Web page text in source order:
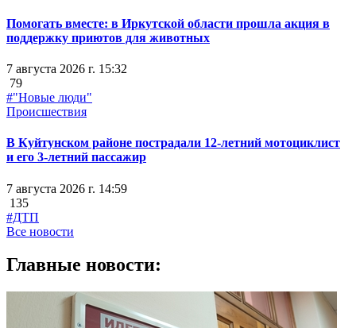
Помогать вместе: в Иркутской области прошла акция в
поддержку приютов для животных
7 августа 2026 г. 15:32
79
#"Новые люди"
Происшествия
В Куйтунском районе пострадали 12-летний мотоциклист
и его 3-летний пассажир
7 августа 2026 г. 14:59
135
#ДТП
Все новости
Главные новости: